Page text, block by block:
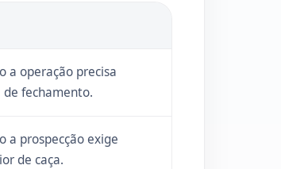
a operação precisa
fechamento.
a prospecção exige
de caça.